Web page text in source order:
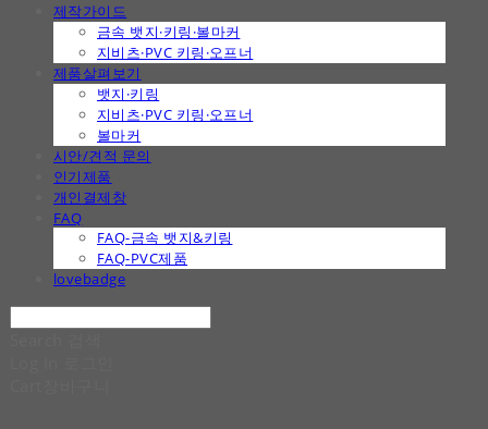
제작가이드
금속 뱃지·키링·볼마커
지비츠·PVC 키링·오프너
제품살펴보기
뱃지·키링
지비츠·PVC 키링·오프너
볼마커
시안/견적 문의
인기제품
개인결제창
FAQ
FAQ-금속 뱃지&키링
FAQ-PVC제품
lovebadge